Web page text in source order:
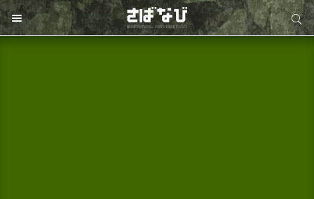
サイト内検索